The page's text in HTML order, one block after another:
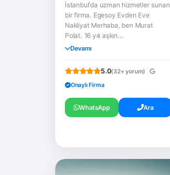
İstanbul'da uzman hizmetler sunan
bir firma. Egesoy Evden Eve
Nakliyat Merhaba, ben Murat
Polat. 16 yılı aşkın...
Devamı
5.0(32+ yorum)
Onaylı Firma
WhatsApp Ara